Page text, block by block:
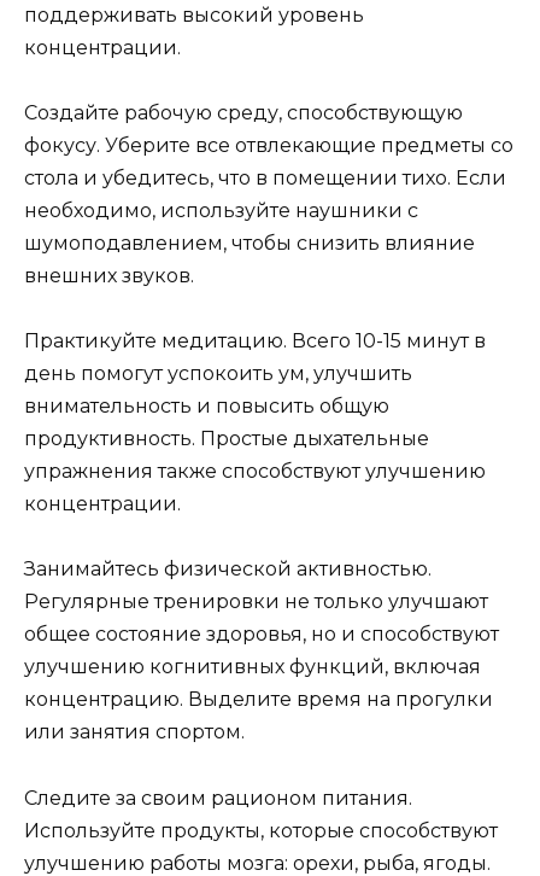
поддерживать высокий уровень
концентрации.
Создайте рабочую среду, способствующую
фокусу. Уберите все отвлекающие предметы со
стола и убедитесь, что в помещении тихо. Если
необходимо, используйте наушники с
шумоподавлением, чтобы снизить влияние
внешних звуков.
Практикуйте медитацию. Всего 10-15 минут в
день помогут успокоить ум, улучшить
внимательность и повысить общую
продуктивность. Простые дыхательные
упражнения также способствуют улучшению
концентрации.
Занимайтесь физической активностью.
Регулярные тренировки не только улучшают
общее состояние здоровья, но и способствуют
улучшению когнитивных функций, включая
концентрацию. Выделите время на прогулки
или занятия спортом.
Следите за своим рационом питания.
Используйте продукты, которые способствуют
улучшению работы мозга: орехи, рыба, ягоды.